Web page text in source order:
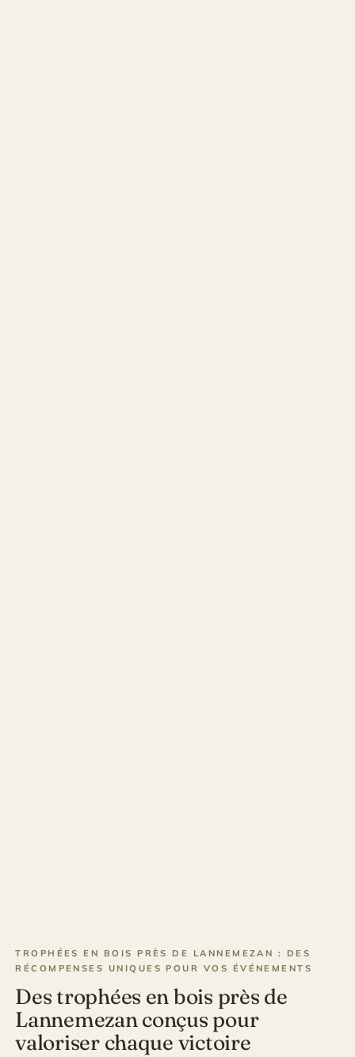
TROPHÉES EN BOIS PRÈS DE LANNEMEZAN : DES
RÉCOMPENSES UNIQUES POUR VOS ÉVÉNEMENTS
Des trophées en bois près de
Lannemezan conçus pour
valoriser chaque victoire